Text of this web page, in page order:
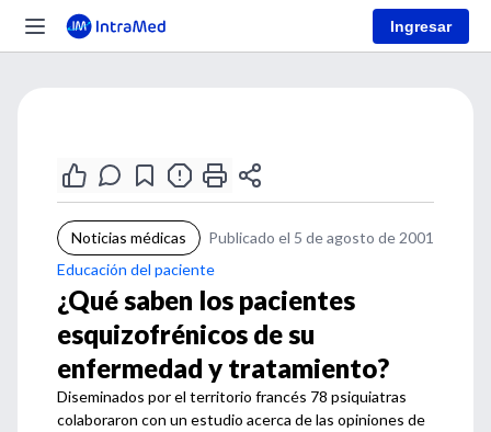
Ingresar
Noticias médicas
Publicado el 5 de agosto de 2001
Educación del paciente
¿Qué saben los pacientes
esquizofrénicos de su
enfermedad y tratamiento?
Diseminados por el territorio francés 78 psiquiatras
colaboraron con un estudio acerca de las opiniones de